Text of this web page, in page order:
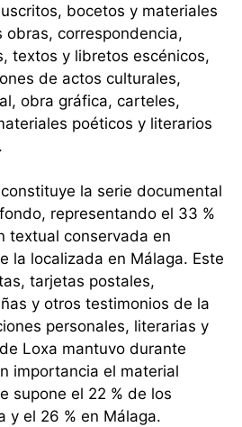
bocetos y materiales
obras, correspondencia,
textos y libretos escénicos,
de actos culturales,
obra gráfica, carteles,
poéticos y literarios
la serie documental
representando el 33 %
textual conservada en
la localizada en Málaga. Este
tarjetas postales,
y otros testimonios de la
personales, literarias y
Loxa mantuvo durante
importancia el material
supone el 22 % de los
y el 26 % en Málaga.